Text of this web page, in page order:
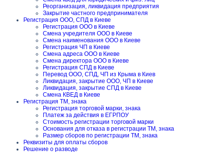
Реорганизация, ликвидация предприятия
Закрытие частного предпринимателя
Регистрация ООО, СПД в Киеве
Регистрация ООО в Киеве
Смена учредителя ООО в Киеве
Смена наименования ООО в Киеве
Регистрация ЧП в Киеве
Смена адреса ООО в Киеве
Смена директора ООО в Киеве
Регистрация СПД в Киеве
Перевод ООО, СПД, ЧП из Крыма в Киев
Ликвидация, закрытие ООО, ЧП в Киеве
Ликвидация, закрытие СПД в Киеве
Смена КВЕД в Киеве
Регистрация ТМ, знака
Регистрация торговой марки, знака
Платеж за действия в ЕГРПОУ
Стоимость регистрации торговой марки
Основания для отказа в регистрации ТМ, знака
Размер сборов по регистрации ТМ, знака
Реквизиты для оплаты сборов
Решение о разводе